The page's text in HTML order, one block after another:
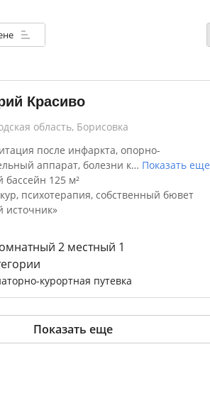
Красиво
область, Борисовка
после инфаркта, опорно-
аппарат, болезни к… Показать еще
125 м²
психотерапия, собственный бювет
источник»
2 местный 1
курортная путевка
Показать еще